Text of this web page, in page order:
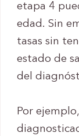
etapa 4
edad. Sin
tasas sin
estado de
del
Por